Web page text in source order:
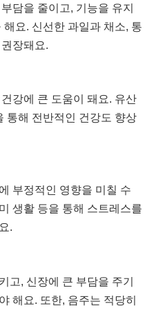
담을 줄이고, 기능을 유지
요. 신선한 과일과 채소, 통
장돼요.
강에 큰 도움이 돼요. 유산
통해 전반적인 건강도 향상
부정적인 영향을 미칠 수
생활 등을 통해 스트레스를
.
고, 신장에 큰 부담을 주기
해요. 또한, 음주는 적당히